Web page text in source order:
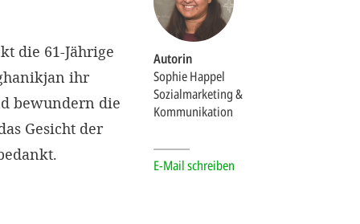
Autorin
Sophie Happel
Sozialmarketing &
Kommunikation
E-Mail schreiben
die 61-Jährige
ihr
bewundern die
Gesicht der